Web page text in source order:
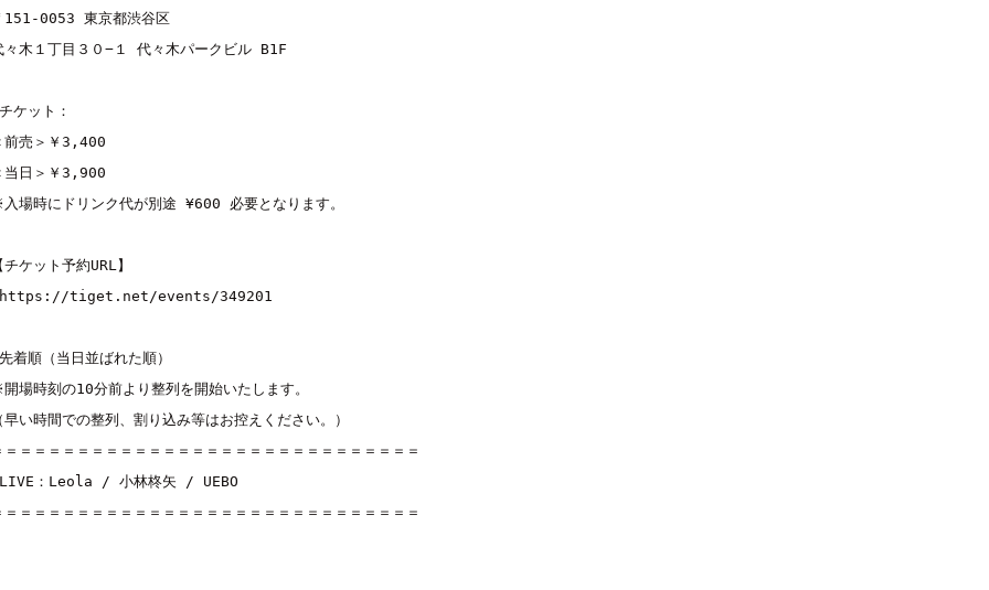
151-0053 東京都渋谷区
々木１丁目３０−１ 代々木パークビル B1F
ケット：
前売＞￥3,400
当日＞￥3,900
場時にドリンク代が別途 ¥600 必要となります。
チケット予約URL】
https://tiget.net/events/349201
着順（当日並ばれた順）
場時刻の10分前より整列を開始いたします。
早い時間での整列、割り込み等はお控えください。）
＝＝＝＝＝＝＝＝＝＝＝＝＝＝＝＝＝＝＝＝＝＝＝＝＝＝＝＝＝
： Leola / 小林柊矢 / UEBO
＝＝＝＝＝＝＝＝＝＝＝＝＝＝＝＝＝＝＝＝＝＝＝＝＝＝＝＝＝